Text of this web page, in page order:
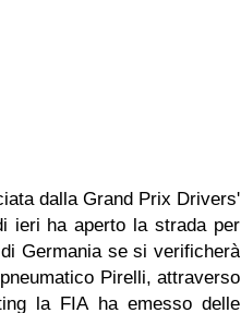
dalla Grand Prix Drivers'
ieri ha aperto la strada per
Germania se si verificherà
Pirelli, attraverso
la FIA ha emesso delle